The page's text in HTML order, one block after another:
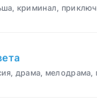
криминал,
драма, мелодрама,